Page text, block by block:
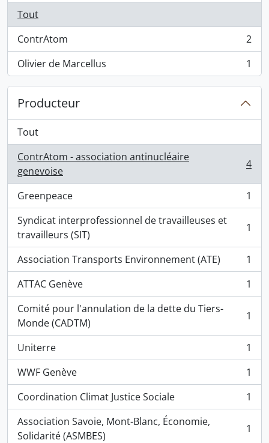
Tout
ContrAtom
, 2 résultats
2
Olivier de Marcellus
, 1 résultats 1
Producteur
Tout
ContrAtom - association antinucléaire
genevoise
, 4 résultats 4
Greenpeace
, 1 résultats
1
Syndicat interprofessionnel de travailleuses et
travailleurs (SIT)
, 1 résultats 1
Association Transports Environnement (ATE)
, 1 résultats
1
ATTAC Genève
, 1 résultats
1
Comité pour l'annulation de la dette du Tiers-
Monde (CADTM)
, 1 résultats 1
Uniterre
, 1 résultats
1
WWF Genève
, 1 résultats
1
Coordination Climat Justice Sociale
, 1 résultats
1
Association Savoie, Mont-Blanc, Économie,
Solidarité (ASMBES)
, 1 résultats 1